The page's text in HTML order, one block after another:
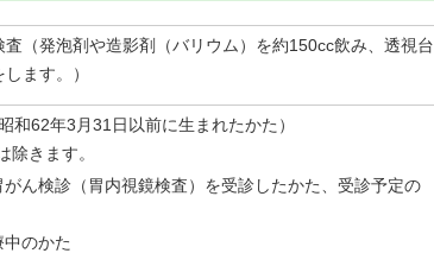
査（発泡剤や造影剤（バリウム）を約150cc飲み、透視台
ます。）
昭和62年3月31日以前に生まれたかた）
除きます。
がん検診（胃内視鏡検査）を受診したかた、受診予定の
中のかた